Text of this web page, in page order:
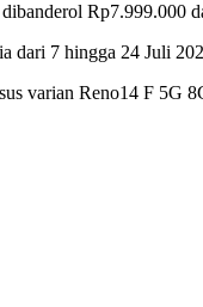
Rp7.999.000
dari 7 hingga 24 Juli
varian Reno14 F 5G